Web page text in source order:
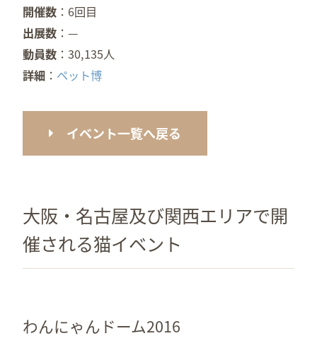
開催数
6回目
出展数
—
動員数
30,135人
詳細
ペット博
イベント一覧へ戻る
大阪・名古屋及び関西エリアで開
催される猫イベント
わんにゃんドーム2016